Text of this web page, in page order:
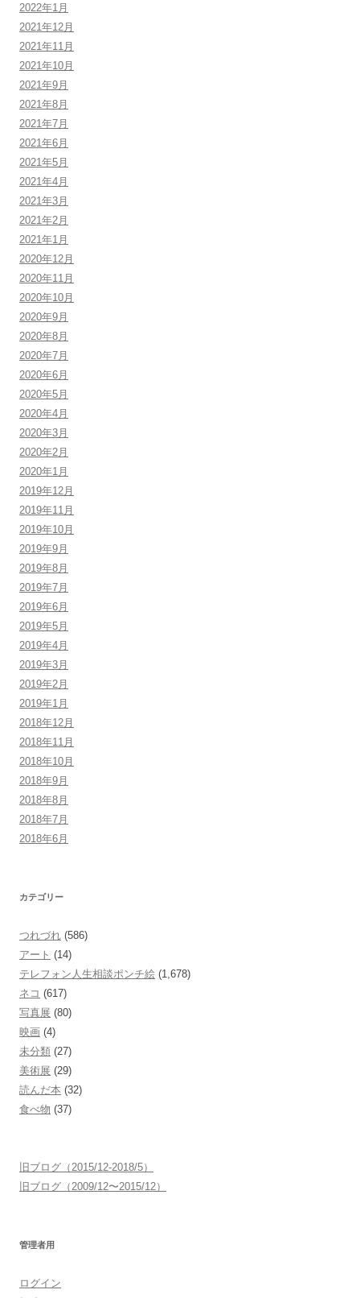
2022年1月
2021年12月
2021年11月
2021年10月
2021年9月
2021年8月
2021年7月
2021年6月
2021年5月
2021年4月
2021年3月
2021年2月
2021年1月
2020年12月
2020年11月
2020年10月
2020年9月
2020年8月
2020年7月
2020年6月
2020年5月
2020年4月
2020年3月
2020年2月
2020年1月
2019年12月
2019年11月
2019年10月
2019年9月
2019年8月
2019年7月
2019年6月
2019年5月
2019年4月
2019年3月
2019年2月
2019年1月
2018年12月
2018年11月
2018年10月
2018年9月
2018年8月
2018年7月
2018年6月
カテゴリー
つれづれ (586)
アート (14)
テレフォン人生相談ポンチ絵 (1,678)
ネコ (617)
写真展 (80)
映画 (4)
未分類 (27)
美術展 (29)
読んだ本 (32)
食べ物 (37)
旧ブログ（2015/12-2018/5）
旧ブログ（2009/12〜2015/12）
管理者用
ログイン